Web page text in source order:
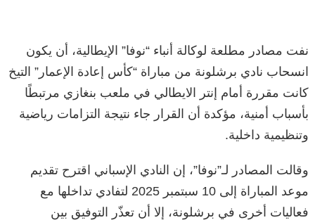
نفت مصادر مطلعة لوكالة أنباء “نوفا” الإيطالية، أن يكون
انسحاب نادي برشلونة من مباراة “كأس إعادة الإعمار” التيخ
كانت مقررة أمام إنتر الايطالي في ملعب بنغازي مرتبطًا
بأسباب أمنية، مؤكدة أن القرار جاء نتيجة التزامات رياضية
وتنظيمية داخلية.
وقالت المصادر لـ”نوفا”، إن النادي الإسباني اقترح تقديم
موعد المباراة إلى 10 سبتمبر 2025 لتفادي تداخلها مع
فعاليات أخرى في برشلونة، إلا أن تعذّر التوفيق بين